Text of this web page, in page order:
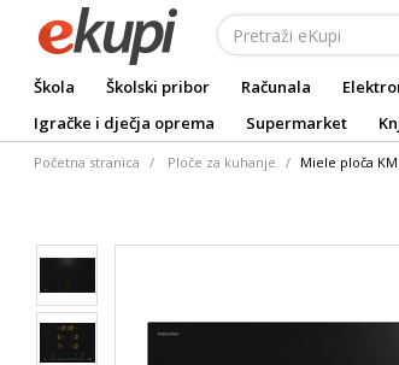
Škola Školski pribor Računala
Igračke i dječja oprema
Supermarket
Početna stranica Ploče za kuhanje Miele ploča KM